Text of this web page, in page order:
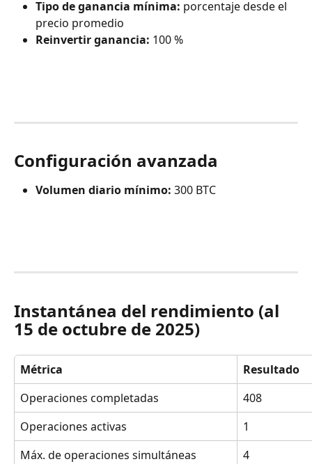
Tipo de ganancia mínima: porcentaje desde el
precio promedio
Reinvertir ganancia: 100 %
Configuración avanzada
Volumen diario mínimo: 300 BTC
Instantánea del rendimiento (al
15 de octubre de 2025)
Métrica
Resultado
Operaciones completadas
408
Operaciones activas
1
Máx. de operaciones simultáneas
4